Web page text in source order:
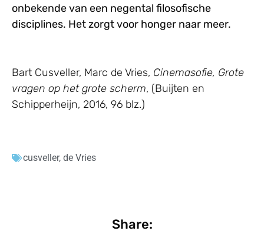
onbekende van een negental filosofische
disciplines. Het zorgt voor honger naar meer.
Bart Cusveller, Marc de Vries, Cinemasofie, Grote
vragen op het grote scherm, (Buijten en
Schipperheijn, 2016, 96 blz.)
cusveller, de Vries
Share: